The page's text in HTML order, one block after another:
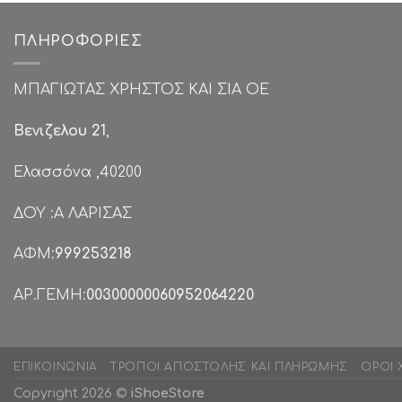
ΠΛΗΡΟΦΟΡΊΕΣ
ΜΠΑΓΙΩΤΑΣ ΧΡΗΣΤΟΣ ΚΑΙ ΣΙΑ ΟΕ
Βενιζελου 21,
Ελασσόνα ,40200
ΔΟΥ :Α ΛΑΡΙΣΑΣ
ΑΦΜ:999253218
ΑΡ.ΓΕΜΗ:00300000060952064220
ΕΠΙΚΟΙΝΩΝΊΑ ΤΡΌΠΟΙ ΑΠΟΣΤΟΛΉΣ ΚΑΙ ΠΛΗΡΩΜΉΣ ΌΡΟΙ
Copyright 2026 © iShoeStore